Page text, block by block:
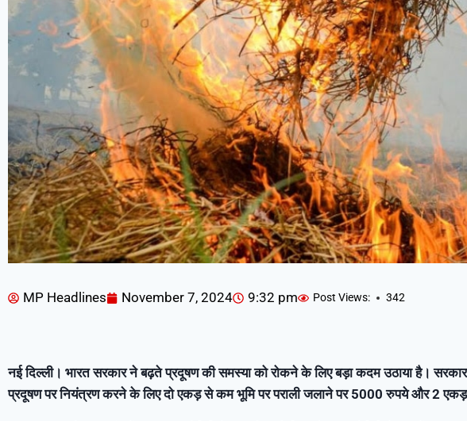
MP Headlines November 7, 2024 9:32 pm Post Views: 342
नई दिल्ली। भारत सरकार ने बढ़ते प्रदूषण की समस्या को रोकने के लिए बड़ा कदम उठाया है। सरकार
प्रदूषण पर नियंत्रण करने के लिए दो एकड़ से कम भूमि पर पराली जलाने पर 5000 रुपये और 2 एकड़